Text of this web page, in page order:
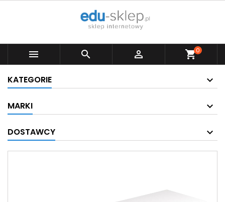
   shopping_cart0
KATEGORIE
MARKI
DOSTAWCY